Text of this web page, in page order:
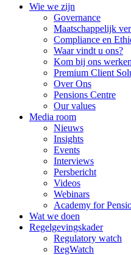
Wie we zijn
Governance
Maatschappelijk
Compliance en
Waar vindt u ons?
Kom bij ons werken
Premium Client
Over Ons
Pensions Centre
Our values
Media room
Nieuws
Insights
Events
Interviews
Persbericht
Videos
Webinars
Academy for
Wat we doen
Regelgevingskader
Regulatory watch
RegWatch